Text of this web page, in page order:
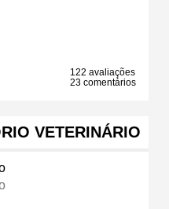
122 avaliações
23 comentários
VETERINÁRIO